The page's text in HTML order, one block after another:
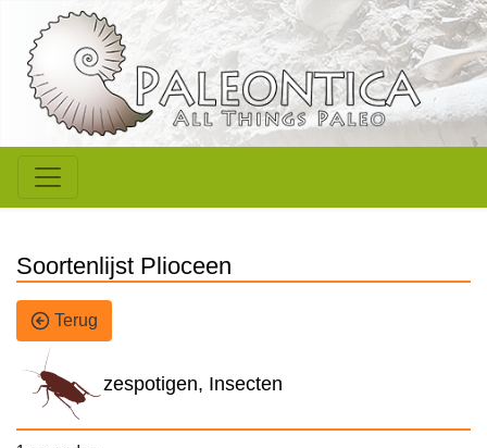
Soortenlijst Plioceen
Terug
zespotigen, Insecten